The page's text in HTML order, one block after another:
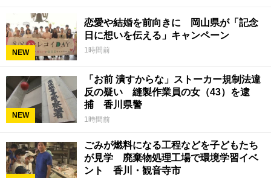
NEW
恋愛や結婚を前向きに 岡山県が「記念
日に想いを伝える」キャンペーン
1時間前
NEW
「お前 潰すからな」ストーカー規制法違
反の疑い 縫製作業員の女（43）を逮
捕 香川県警
1時間前
ごみが燃料になる工程などを子どもたち
が見学 廃棄物処理工場で環境学習イベ
ント 香川・観音寺市